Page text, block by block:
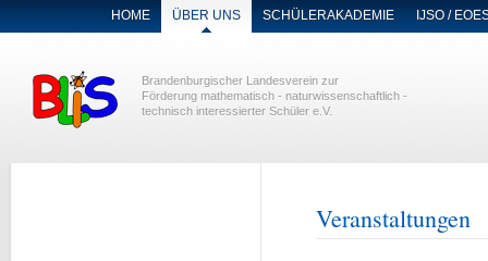
NAVIGATION
ÜBERSPRINGEN
HOME ÜBER UNS SCHÜLERAKADEMIE IJSO /
Brandenburgischer Landesverein zur
Förderung mathematisch - naturwissenschaftlich -
technisch interessierter Schüler e.V.
Veranstaltungen